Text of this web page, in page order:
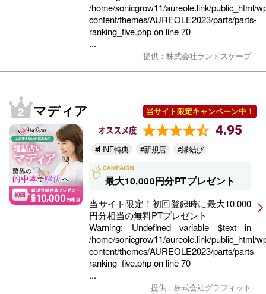
/home/sonicgrow11/aureole.link/public_html/
content/themes/AUREOLE2023/parts/parts-
ranking_five.phpon line70
...
提供：株式会社ランドスケープ
マディア 当サイト限定キャンペーン中！
オススメ度 4.95
#LINE特典 #新規店 #縁結び
最大10,000円分PTプレゼント
当サイト限定！初回登録時に最大10,000
円分相当の無料PTプレゼント
Warning: Undefined variable $text in
/home/sonicgrow11/aureole.link/public_html/
content/themes/AUREOLE2023/parts/parts-
ranking_five.phpon line70
...
提供：株式会社グラフィット